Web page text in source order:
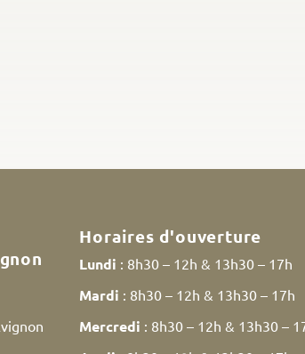
Horaires d'ouverture
Lundi : 8h30 – 12h & 13h30 – 17h
Mardi : 8h30 – 12h & 13h30 – 17h
Mercredi : 8h30 – 12h & 13h30 –